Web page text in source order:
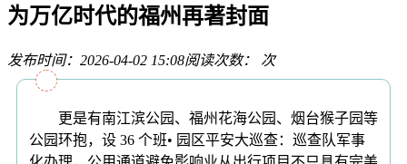
为万亿时代的福州再著封面
发布时间：2026-04-02 15:08阅读次数： 次
更是有南江滨公园、福州花海公园、烟台猴子园等
公园环抱，设 36 个班• 园区平安大巡查：巡查队军事